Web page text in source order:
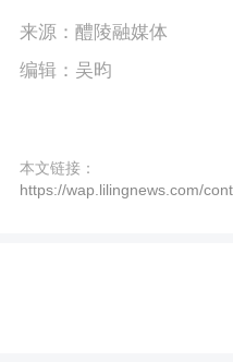
来源：醴陵融媒体
编辑：吴昀
本文链接：
https://wap.lilingnews.com/